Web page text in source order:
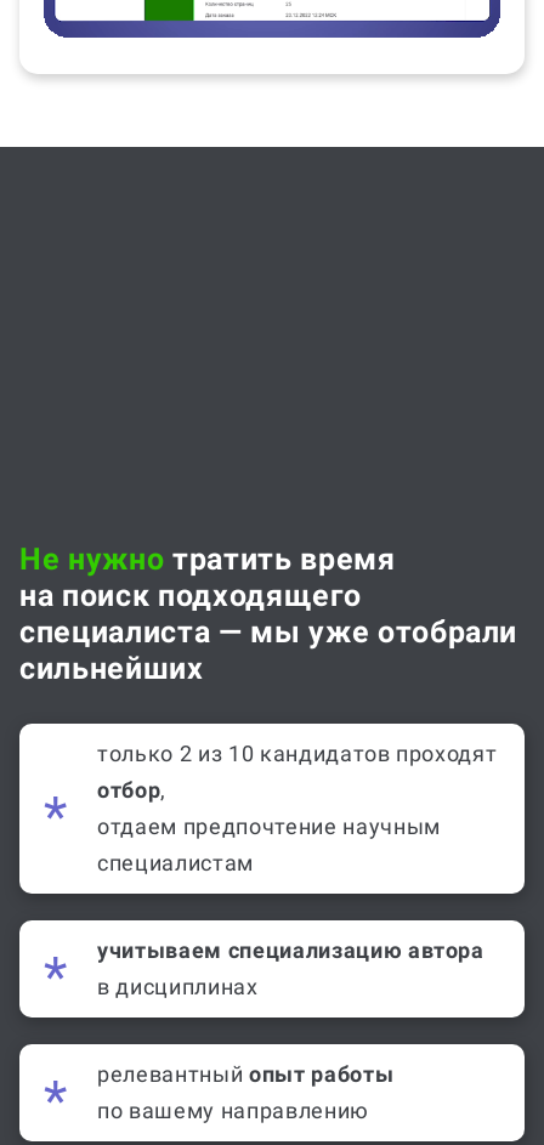
Не нужнотратить время
на поиск подходящего
специалиста — мы уже отобрали
сильнейших
только 2 из 10 кандидатов проходят
отбор
отдаем предпочтение научным
специалистам
учитываем специализацию автора
в дисциплинах
релевантный опыт работы